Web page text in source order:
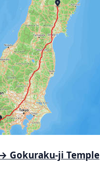
Gokuraku-ji Temple